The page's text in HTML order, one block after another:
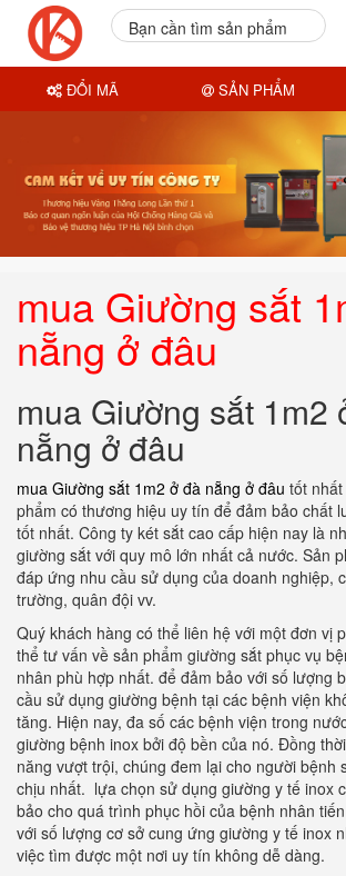
mua Giường sắt
nẵng ở đâu
mua Giường sắt 1m2
nẵng ở đâu
mua Giường sắt 1m2 ở đà nẵng ở đâu tốt
phẩm có thương hiệu uy tín để đảm bảo chất
tốt nhất. Công ty két sắt cao cấp hiện nay là
giường sắt với quy mô lớn nhất cả nước. Sản
đáp ứng nhu cầu sử dụng của doanh nghiệp,
trường, quân đội vv.
Quý khách hàng có thể liên hệ với một đơn vị
thể tư vấn về sản phẩm giường sắt phục vụ
nhân phù hợp nhất. để đảm bảo với số lượng
cầu sử dụng giường bệnh tại các bệnh viện
tăng. Hiện nay, đa số các bệnh viện trong
giường bệnh inox bởi độ bền của nó. Đồng
năng vượt trội, chúng đem lại cho người bệnh
chịu nhất. lựa chọn sử dụng giường y tế inox
bảo cho quá trình phục hồi của bệnh nhân
với số lượng cơ sở cung ứng giường y tế inox
việc tìm được một nơi uy tín không dễ dàng.
Bạn cần tìm sản phẩm
ĐỔI MÃ SẢN PHẨM